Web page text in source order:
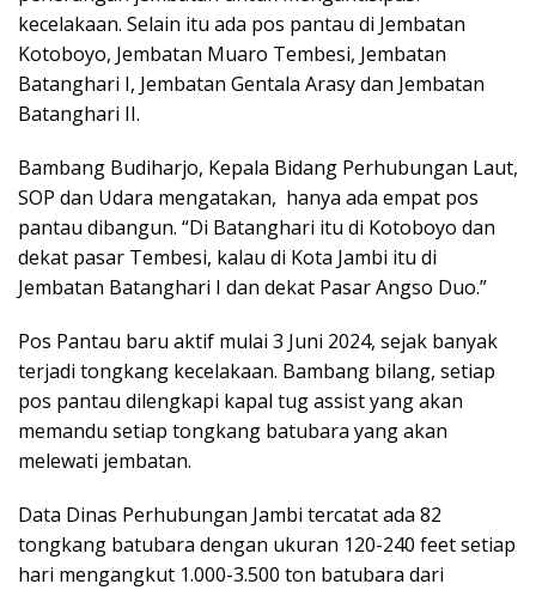
kecelakaan. Selain itu ada pos pantau di Jembatan
Kotoboyo, Jembatan Muaro Tembesi, Jembatan
Batanghari I, Jembatan Gentala Arasy dan Jembatan
Batanghari II.
Bambang Budiharjo, Kepala Bidang Perhubungan Laut,
SOP dan Udara mengatakan, hanya ada empat pos
pantau dibangun. “Di Batanghari itu di Kotoboyo dan
dekat pasar Tembesi, kalau di Kota Jambi itu di
Jembatan Batanghari I dan dekat Pasar Angso Duo.”
Pos Pantau baru aktif mulai 3 Juni 2024, sejak banyak
terjadi tongkang kecelakaan. Bambang bilang, setiap
pos pantau dilengkapi kapal tug assist yang akan
memandu setiap tongkang batubara yang akan
melewati jembatan.
Data Dinas Perhubungan Jambi tercatat ada 82
tongkang batubara dengan ukuran 120-240 feet setiap
hari mengangkut 1.000-3.500 ton batubara dari